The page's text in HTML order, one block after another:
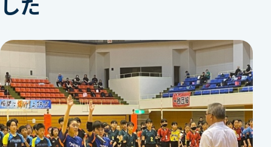
した